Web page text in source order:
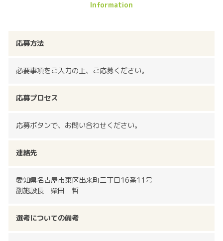
応募方法
必要事項をご入力の上、ご応募ください。
応募プロセス
応募ボタンで、お問い合わせください。
連絡先
愛知県名古屋市東区出来町三丁目16番11号
副施設長 柴田 哲
選考についての備考